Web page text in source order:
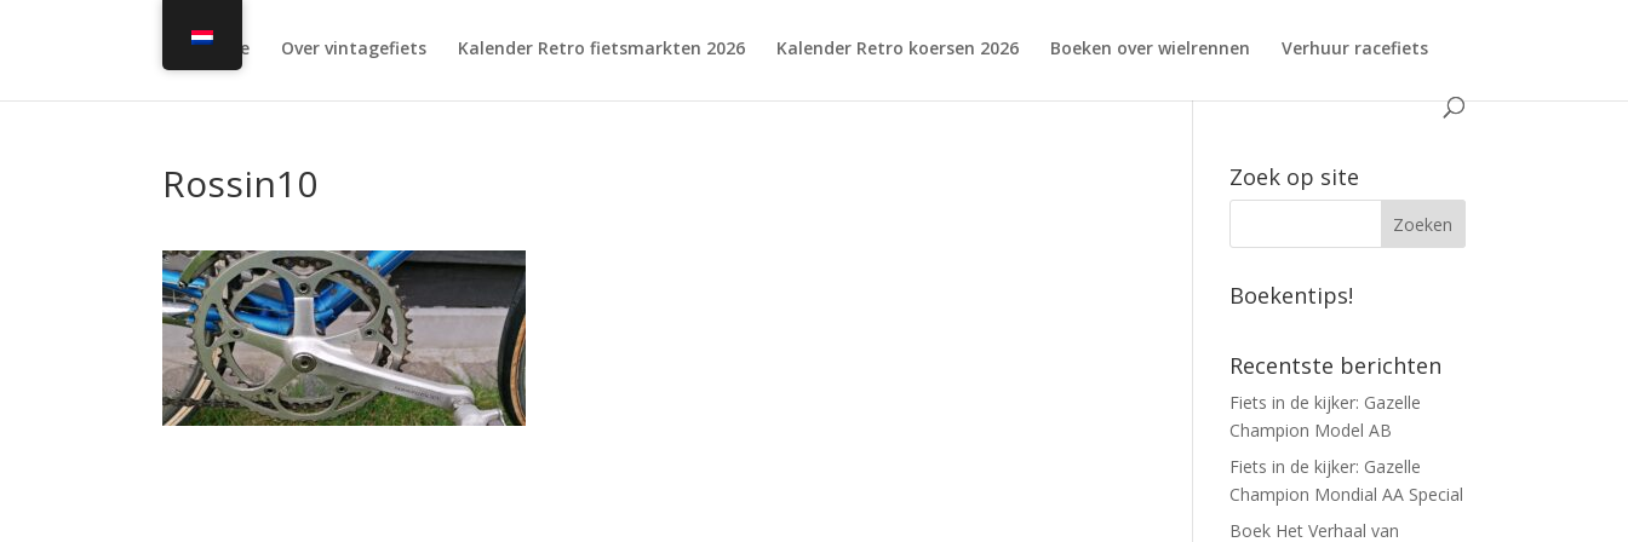
Home Over vintagefiets Kalender Retro fietsmarkten 2026 Kalender Retro koersen 2026 Boeken over wielrennen Verhuur racefiets
Rossin10 Zoek op site
Boekentips!
Recentste berichten
Fiets in de kijker: Gazelle
Champion Model AB
Fiets in de kijker: Gazelle
Champion Mondial AA Special
Boek Het Verhaal van